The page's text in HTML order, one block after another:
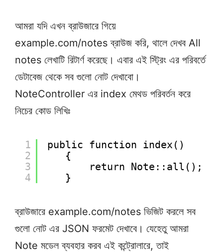
আমরা যদি এখন ব্রাউজারে গিয়ে
example.com/notes ব্রাউজ করি, থালে দেখব All
notes লেখাটি রিটার্ণ করেছে। এবার এই স্ট্রিং এর পরিবর্তে
ডেটাবেজ থেকে সব গুলো নোট দেখাবো।
NoteController এর index মেথড পরিবর্তন করে
নিচের কোড লিখিঃ
1
2
3
4
public function index()
{
return Note::all();
}
ব্রাউজারে example.com/notes ভিজিট করলে সব
গুলো নোট এর JSON ফরমেট দেখাবে। যেহেতু আমরা
Note মডেল ব্যবহার করব এই কন্ট্রোলারে, তাই